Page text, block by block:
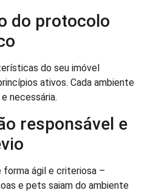
do protocolo
do seu imóvel
ativos. Cada ambiente
necessária.
responsável e
ágil e criteriosa –
e pets saiam do ambiente